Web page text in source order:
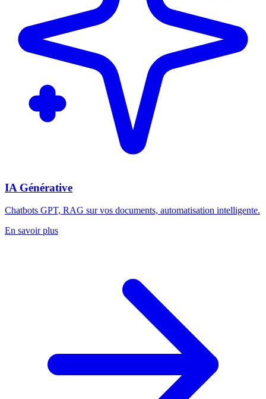
IA Générative
Chatbots GPT, RAG sur vos documents, automatisation intelligente.
En savoir plus